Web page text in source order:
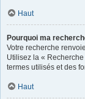
Haut
Pourquoi ma
Votre recherche
Utilisez la «
termes utilisés et des
Haut